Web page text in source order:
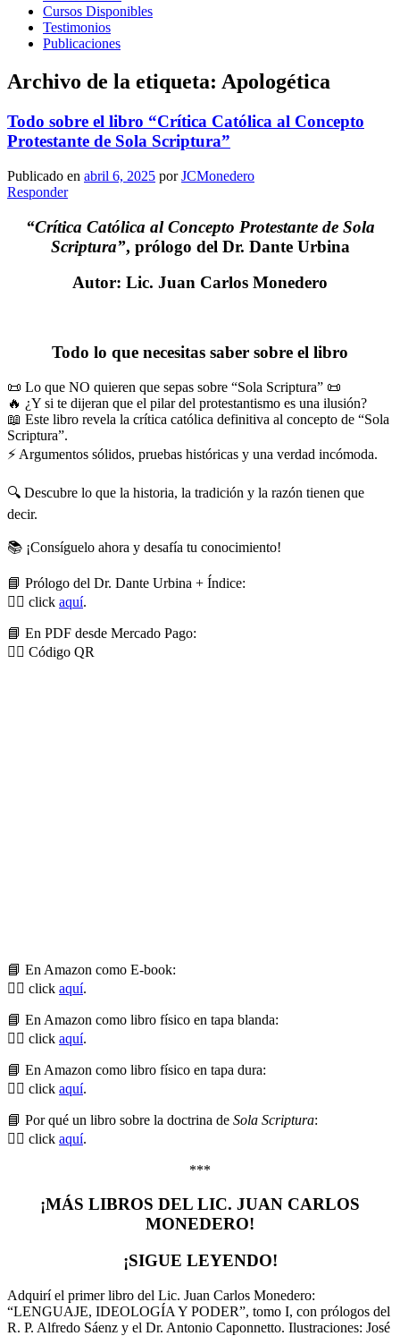
Cursos Disponibles
Testimonios
Publicaciones
Archivo de la etiqueta: Apologética
Todo sobre el libro “Crítica Católica al Concepto
Protestante de Sola Scriptura”
Publicado en abril 6, 2025 porJCMonedero
Responder
“Crítica Católica al Concepto Protestante de Sola
Scriptura”, prólogo del Dr. Dante Urbina
Autor: Lic. Juan Carlos Monedero
Todo lo que necesitas saber sobre el libro
📜 Lo que NO quieren que sepas sobre “Sola Scriptura” 📜
🔥 ¿Y si te dijeran que el pilar del protestantismo es una ilusión?
📖 Este libro revela la crítica católica definitiva al concepto de “Sola
Scriptura”.
⚡ Argumentos sólidos, pruebas históricas y una verdad incómoda.
🔍 Descubre lo que la historia, la tradición y la razón tienen que
decir.
📚 ¡Consíguelo ahora y desafía tu conocimiento!
📘 Prólogo del Dr. Dante Urbina + Índice:
👉🏼 click aquí.
📘 En PDF desde Mercado Pago:
👉🏼 Código QR
📘 En Amazon como E-book:
👉🏼 click aquí.
📘 En Amazon como libro físico en tapa blanda:
👉🏼 click aquí.
📘 En Amazon como libro físico en tapa dura:
👉🏼 click aquí.
📘 Por qué un libro sobre la doctrina de Sola Scriptura:
👉🏼 click aquí.
***
¡MÁS LIBROS DEL LIC. JUAN CARLOS
MONEDERO!
¡SIGUE LEYENDO!
Adquirí el primer libro del Lic. Juan Carlos Monedero:
“LENGUAJE, IDEOLOGÍA Y PODER”, tomo I, con prólogos del
R. P. Alfredo Sáenz y el Dr. Antonio Caponnetto. Ilustraciones: José